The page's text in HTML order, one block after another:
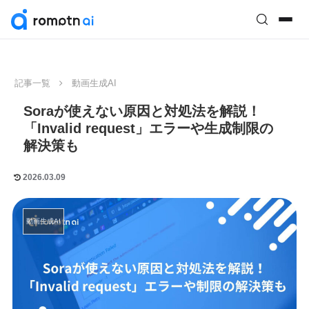
記事一覧 動画生成AI
Soraが使えない原因と対処法を解説！
「Invalid request」エラーや生成制限の
解決策も
2026.03.09
動画生成AI